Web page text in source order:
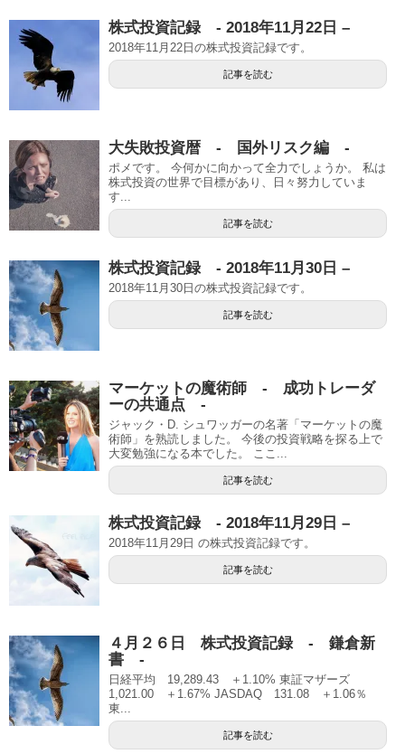
株式投資記録 - 2018年11月22日 –
2018年11月22日の株式投資記録です。
記事を読む
大失敗投資暦 - 国外リスク編 -
ポメです。 今何かに向かって全力でしょうか。 私は
株式投資の世界で目標があり、日々努力していま
す...
記事を読む
株式投資記録 - 2018年11月30日 –
2018年11月30日の株式投資記録です。
記事を読む
マーケットの魔術師 - 成功トレーダ
ーの共通点 -
ジャック・D. シュワッガーの名著「マーケットの魔
術師」を熟読しました。 今後の投資戦略を探る上で
大変勉強になる本でした。 ここ...
記事を読む
株式投資記録 - 2018年11月29日 –
2018年11月29日 の株式投資記録です。
記事を読む
４月２６日 株式投資記録 - 鎌倉新
書 -
日経平均 19,289.43 ＋1.10% 東証マザーズ
1,021.00 ＋1.67% JASDAQ 131.08 ＋1.06％
東...
記事を読む